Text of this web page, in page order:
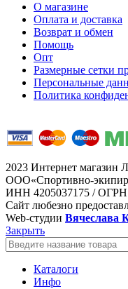
О магазине
Оплата и доставка
Возврат и обмен
Помощь
Опт
Размерные сетки
Персональные
Политика
2023 Интернет магазин
ООО«Спортивно-
ИНН 4205037175 / ОГРН
Сайт любезно
Web-студии Вячеслава
Закрыть
Каталоги
Инфо